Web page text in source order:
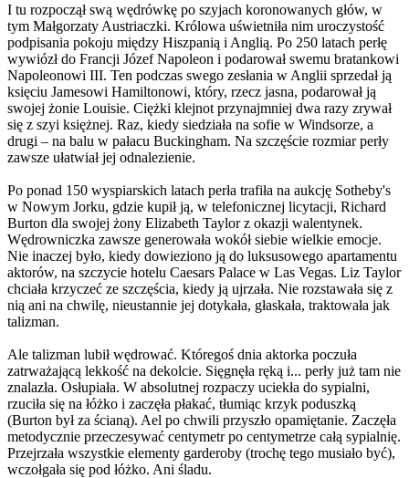
I tu rozpoczął swą wędrówkę po szyjach koronowanych głów, w
tym Małgorzaty Austriaczki. Królowa uświetniła nim uroczystość
podpisania pokoju między Hiszpanią i Anglią. Po 250 latach perłę
wywiózł do Francji Józef Napoleon i podarował swemu bratankowi
Napoleonowi III. Ten podczas swego zesłania w Anglii sprzedał ją
księciu Jamesowi Hamiltonowi, który, rzecz jasna, podarował ją
swojej żonie Louisie. Ciężki klejnot przynajmniej dwa razy zrywał
się z szyi księżnej. Raz, kiedy siedziała na sofie w Windsorze, a
drugi – na balu w pałacu Buckingham. Na szczęście rozmiar perły
zawsze ułatwiał jej odnalezienie.
Po ponad 150 wyspiarskich latach perła trafiła na aukcję Sotheby's
w Nowym Jorku, gdzie kupił ją, w telefonicznej licytacji, Richard
Burton dla swojej żony Elizabeth Taylor z okazji walentynek.
Wędrowniczka zawsze generowała wokół siebie wielkie emocje.
Nie inaczej było, kiedy dowieziono ją do luksusowego apartamentu
aktorów, na szczycie hotelu Caesars Palace w Las Vegas. Liz Taylor
chciała krzyczeć ze szczęścia, kiedy ją ujrzała. Nie rozstawała się z
nią ani na chwilę, nieustannie jej dotykała, głaskała, traktowała jak
talizman.
Ale talizman lubił wędrować. Któregoś dnia aktorka poczuła
zatrważającą lekkość na dekolcie. Sięgnęła ręką i... perły już tam nie
znalazła. Osłupiała. W absolutnej rozpaczy uciekła do sypialni,
rzuciła się na łóżko i zaczęła płakać, tłumiąc krzyk poduszką
(Burton był za ścianą). Ael po chwili przyszło opamiętanie. Zaczęła
metodycznie przeczesywać centymetr po centymetrze całą sypialnię.
Przejrzała wszystkie elementy garderoby (trochę tego musiało być),
wczołgała się pod łóżko. Ani śladu.